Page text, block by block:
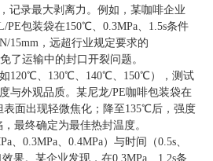
记录最大剥离力。例如，某咖啡企业
PE包装袋在150℃、0.3MPa、1.5s条件
15mm，远超行业规定要求的
了运输中的封口开裂问题。
、130℃、140℃、150℃），测试
与外观品质。某尼龙/PE咖啡包装袋在
面出现轻微焦化；降至135℃后，强度
最终确定为最佳热封温度。
0.3MPa、0.4MPa）与时间（0.5s、
果。某企业发现，在0.3MPa、1.2s条